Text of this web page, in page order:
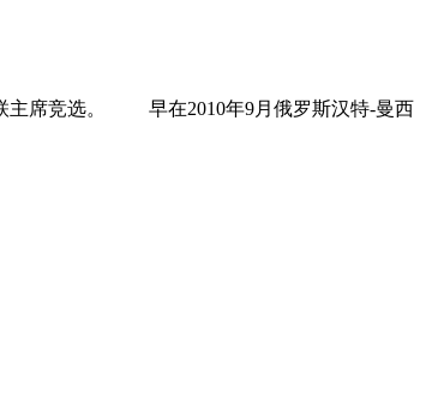
联主席竞选。 早在2010年9月俄罗斯汉特-曼西